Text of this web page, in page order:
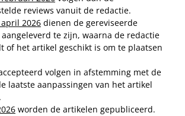
reviews vanuit de redactie.
april 2026 dienen de gereviseerde
te zijn, waarna de redactie
of het artikel geschikt is om te plaatsen
volgen in afstemming met de
laatste aanpassingen van het artikel
worden de artikelen gepubliceerd.